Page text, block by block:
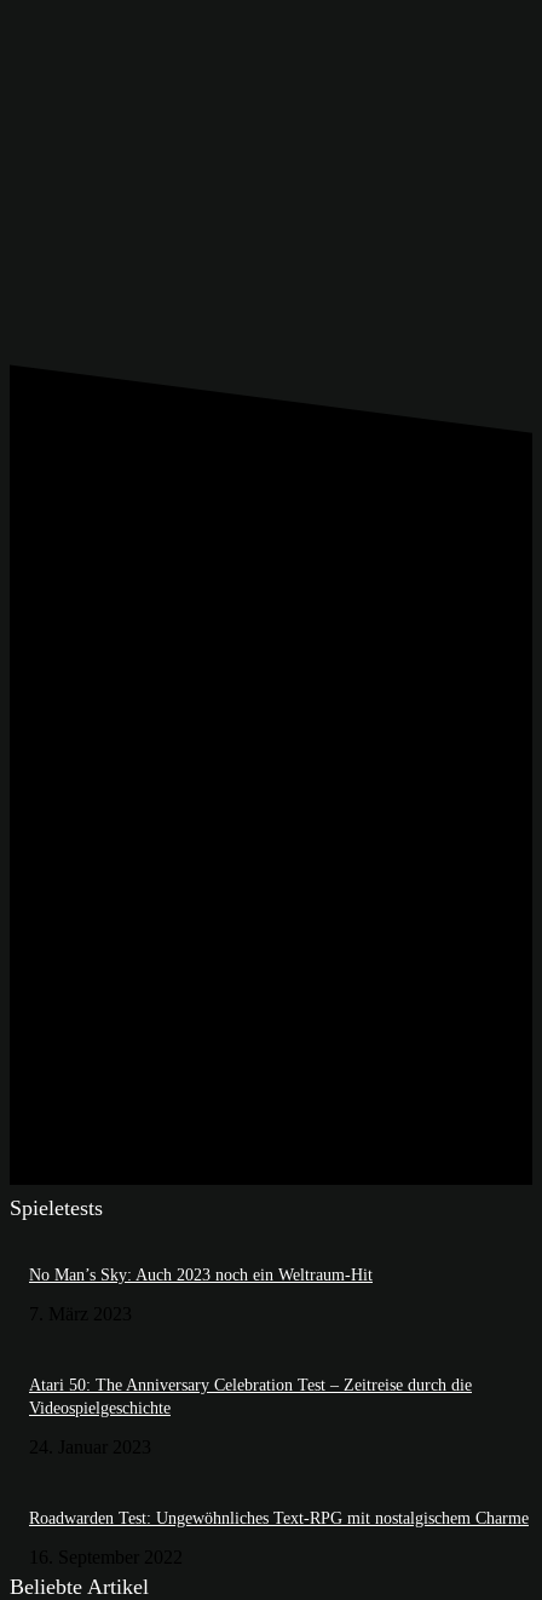
Spieletests
No Man’s Sky: Auch 2023 noch ein Weltraum-Hit
Atari 50: The Anniversary Celebration Test – Zeitreise durch die
Videospielgeschichte
Roadwarden Test: Ungewöhnliches Text-RPG mit nostalgischem Charme
Beliebte Artikel